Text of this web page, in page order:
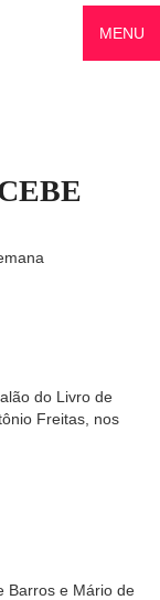
MENU
do Livro de
Freitas, nos
Barros e Mário de